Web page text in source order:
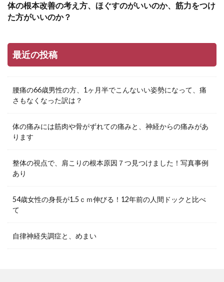
体の根本改善の考え方、ほぐすのがいいのか、筋力をつけ
た方がいいのか？
最近の投稿
腰痛の66歳男性の方、1ヶ月半でこんないい姿勢になって、痛
さもなくなった訳は？
体の痛みには筋肉や骨がずれての痛みと、神経からの痛みがあ
ります
整体の視点で、肩こりの根本原因７つ見つけました！写真事例
あり
54歳女性の身長が1.5ｃｍ伸びる！12年前の人間ドックと比べ
て
自律神経失調症と、めまい